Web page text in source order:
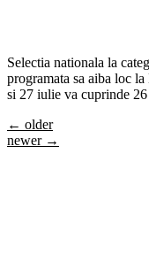
Selectia nationala la
programata sa aiba loc
si 27 iulie va cuprinde
← older
newer →